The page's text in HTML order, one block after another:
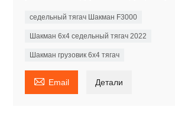
седельный тягач Шакман F3000
Шакман 6x4 седельный тягач 2022
Шакман грузовик 6x4 тягач
 Email Детали